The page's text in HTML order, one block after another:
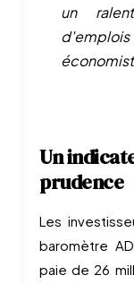
un
Un
prudence
Les
baromètre
paie de 26